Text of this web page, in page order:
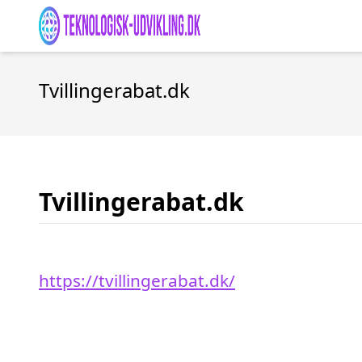
Tvillingerabat.dk
Tvillingerabat.dk
https://tvillingerabat.dk/